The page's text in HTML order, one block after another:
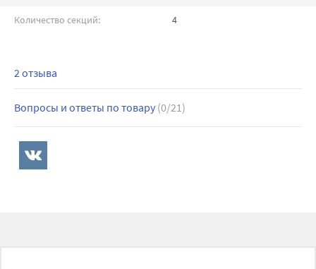
Количество секций: 4
2 отзыва
Вопросы и ответы по товару (0/21)